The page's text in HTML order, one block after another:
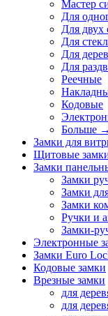
Мастер
Для
Для двух
Для
Для
Для
Реечные
Кодовые
Больше →
Замки для
Щитовые
Замки
Замки
Замки
Замки
Ручки и
Замки-
Электронные
Замки Euro
Кодовые замки
Врезные замки
для
для